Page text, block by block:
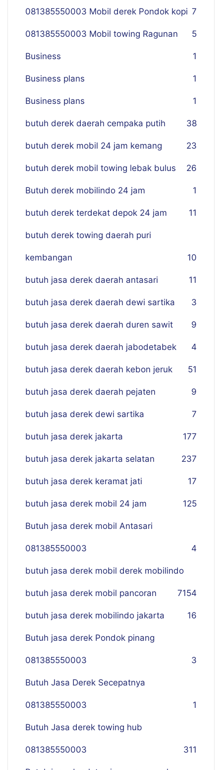
081385550003 Mobil derek Pondok kopi 7
081385550003 Mobil towing Ragunan 5
Business 1
Business plans 1
Business plans 1
butuh derek daerah cempaka putih 38
butuh derek mobil 24 jam kemang 23
butuh derek mobil towing lebak bulus 26
Butuh derek mobilindo 24 jam 1
butuh derek terdekat depok 24 jam 11
butuh derek towing daerah puri
kembangan 10
butuh jasa derek daerah antasari 11
butuh jasa derek daerah dewi sartika 3
butuh jasa derek daerah duren sawit 9
butuh jasa derek daerah jabodetabek 4
butuh jasa derek daerah kebon jeruk 51
butuh jasa derek daerah pejaten 9
butuh jasa derek dewi sartika 7
butuh jasa derek jakarta 177
butuh jasa derek jakarta selatan 237
butuh jasa derek keramat jati 17
butuh jasa derek mobil 24 jam 125
Butuh jasa derek mobil Antasari
081385550003 4
butuh jasa derek mobil derek mobilindo
154
butuh jasa derek mobil pancoran 7
butuh jasa derek mobilindo jakarta 16
Butuh jasa derek Pondok pinang
081385550003 3
Butuh Jasa Derek Secepatnya
081385550003 1
Butuh Jasa derek towing hub
081385550003 311